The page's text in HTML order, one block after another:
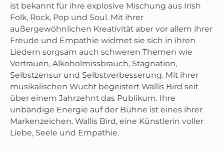
ist bekannt für ihre explosive Mischung aus Irish
Folk, Rock, Pop und Soul. Mit ihrer
außergewöhnlichen Kreativität aber vor allem ihrer
Freude und Empathie widmet sie sich in ihren
Liedern sorgsam auch schweren Themen wie
Vertrauen, Alkoholmissbrauch, Stagnation,
Selbstzensur und Selbstverbesserung. Mit ihrer
musikalischen Wucht begeistert Wallis Bird seit
über einem Jahrzehnt das Publikum. Ihre
unbändige Energie auf der Bühne ist eines ihrer
Markenzeichen. Wallis Bird, eine Künstlerin voller
Liebe, Seele und Empathie.